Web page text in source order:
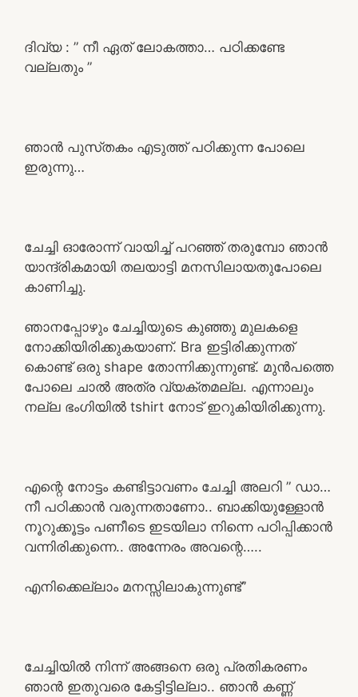
ദിവ്യ : ” നീ ഏത് ലോകത്താ… പഠിക്കണ്ടേ
വല്ലതും ”
ഞാൻ പുസ്‌തകം എടുത്ത് പഠിക്കുന്ന പോലെ
ഇരുന്നു…
ചേച്ചി ഓരോന്ന് വായിച്ച് പറഞ്ഞ് തരുമ്പോ ഞാൻ
യാന്ദ്രികമായി തലയാട്ടി മനസിലായതുപോലെ
കാണിച്ചു.
ഞാനപ്പോഴും ചേച്ചിയുടെ കുഞ്ഞു മുലകളെ
നോക്കിയിരിക്കുകയാണ്. Bra ഇട്ടിരിക്കുന്നത്
കൊണ്ട് ഒരു shape തോന്നിക്കുന്നുണ്ട്. മുൻപത്തെ
പോലെ ചാൽ അത്ര വ്യക്തമല്ല. എന്നാലും
നല്ല ഭംഗിയിൽ tshirt നോട്‌ ഇറുകിയിരിക്കുന്നു.
എന്റെ നോട്ടം കണ്ടിട്ടാവണം ചേച്ചി അലറി ” ഡാ…
നീ പഠിക്കാൻ വരുന്നതാണോ.. ബാക്കിയുള്ളോൻ
നൂറുക്കൂട്ടം പണീടെ ഇടയിലാ നിന്നെ പഠിപ്പിക്കാൻ
വന്നിരിക്കുന്നെ.. അന്നേരം അവന്റെ…..
എനിക്കെല്ലാം മനസ്സിലാകുന്നുണ്ട്”
ചേച്ചിയിൽ നിന്ന് അങ്ങനെ ഒരു പ്രതികരണം
ഞാൻ ഇതുവരെ കേട്ടിട്ടില്ലാ.. ഞാൻ കണ്ണ്